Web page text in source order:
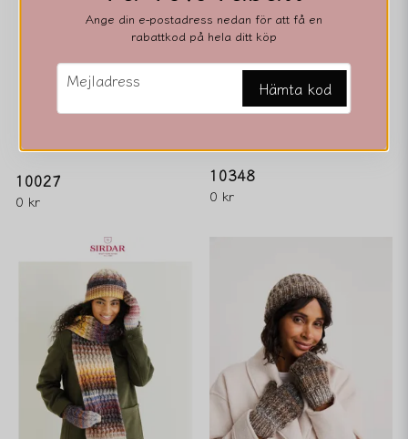
10027
0 kr
10348
0 kr
Ange din e-postadress nedan för att få en
rabattkod på hela ditt köp
email
Mejladress Hämta kod